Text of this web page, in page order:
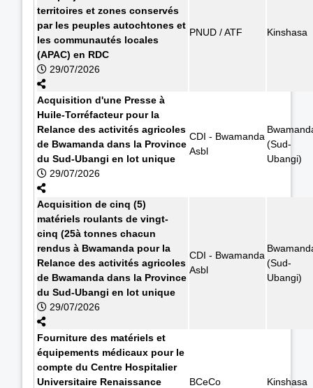
territoires et zones conservés
par les peuples autochtones et
les communautés locales
(APAC) en RDC
29/07/2026
PNUD / ATF Kinshasa
Acquisition d'une Presse à
Huile-Torréfacteur pour la
Relance des activités agricoles
de Bwamanda dans la Province
du Sud-Ubangi en lot unique
29/07/2026
CDI - Bwamanda
Asbl
(Sud-
Ubangi)
Acquisition de cinq (5)
matériels roulants de vingt-
cinq (25à tonnes chacun
rendus à Bwamanda pour la
Relance des activités agricoles
de Bwamanda dans la Province
du Sud-Ubangi en lot unique
29/07/2026
CDI - Bwamanda
Asbl
(Sud-
Ubangi)
Fourniture des matériels et
équipements médicaux pour le
compte du Centre Hospitalier
Universitaire Renaissance
BCeCo Kinshasa